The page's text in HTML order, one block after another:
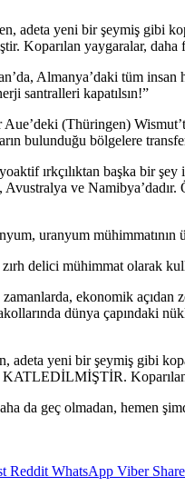
adeta yeni bir şeymiş gibi
Koparılan yaygaralar,
Almanya’daki tüm
santralleri kapatılsın!”
Aue’deki (Thüringen)
bulunduğu bölgelere
ırkçılıktan başka bir
ve Namibya’dadır.
uranyum
delici mühimmat olarak
ekonomik
dünya çapındaki
adeta yeni bir şeymiş gibi
Koparılan
da geç olmadan, hemen
Reddit WhatsApp Viber